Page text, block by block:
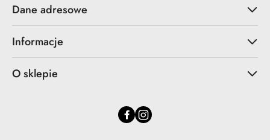
Dane adresowe
Informacje
O sklepie